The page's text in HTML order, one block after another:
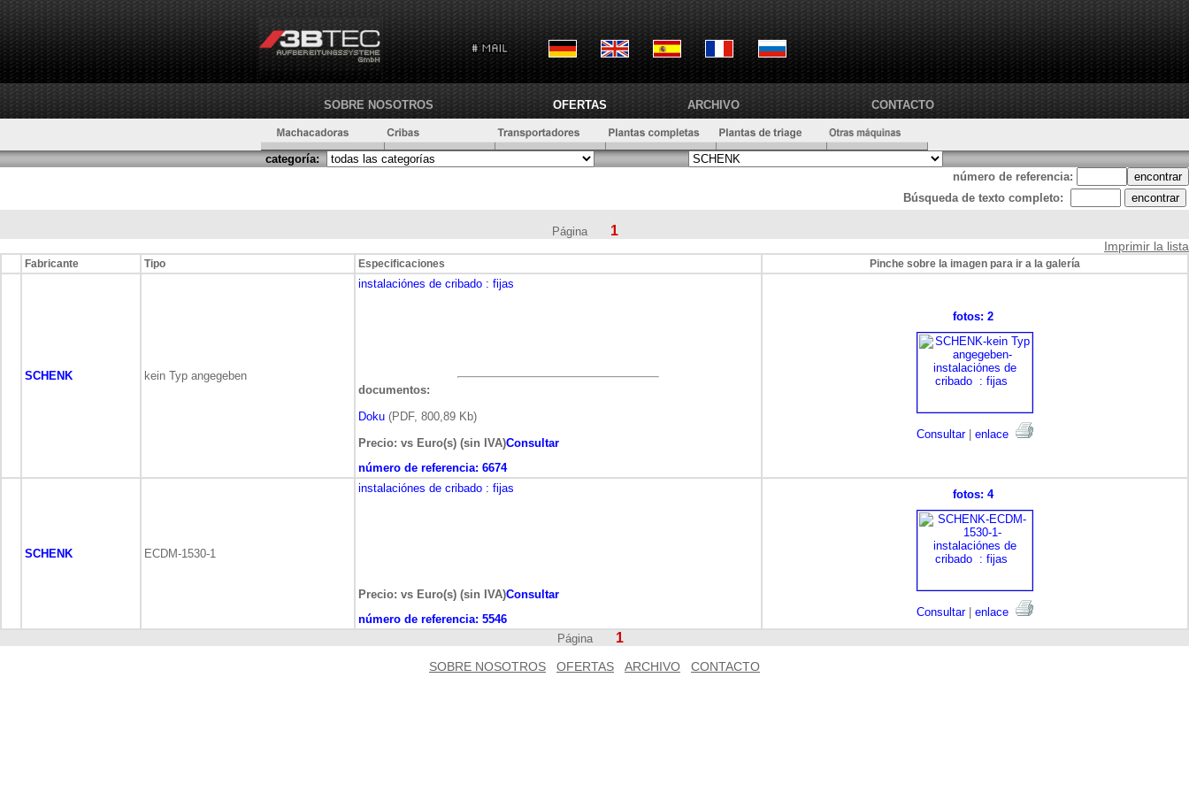
SOBRE NOSOTROS OFERTAS ARCHIVO CONTACTO
categoría:
número de referencia:
Búsqueda de texto completo:
Página 1
Imprimir la lista
Fabricante Tipo Especificaciones Pinche sobre la imagen para ir a la galería
SCHENK kein Typ angegeben
instalaciónes de cribado : fijas
documentos:
Doku (PDF, 800,89 Kb)
Precio: vs Euro(s) (sin IVA)Consultar
número de referencia: 6674
fotos: 2
Consultar| enlace
SCHENK ECDM-1530-1
instalaciónes de cribado : fijas
Precio: vs Euro(s) (sin IVA)Consultar
número de referencia: 5546
fotos: 4
Consultar| enlace
Página
1
SOBRE NOSOTROS OFERTAS ARCHIVO CONTACTO